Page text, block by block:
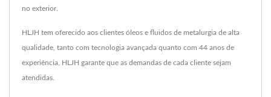
no exterior.
HLJH tem oferecido aos clientes óleos e fluidos de metalurgia de alta
qualidade, tanto com tecnologia avançada quanto com 44 anos de
experiência, HLJH garante que as demandas de cada cliente sejam
atendidas.